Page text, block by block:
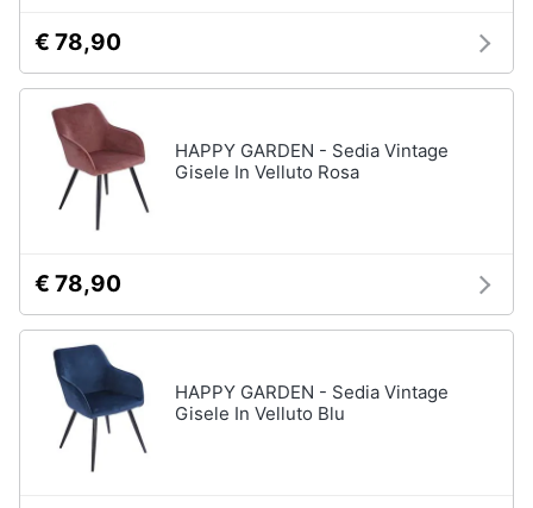
€ 78,90
HAPPY GARDEN - Sedia Vintage
Gisele In Velluto Rosa
€ 78,90
HAPPY GARDEN - Sedia Vintage
Gisele In Velluto Blu